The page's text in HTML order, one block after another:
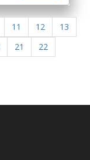
11 12
13
21
22